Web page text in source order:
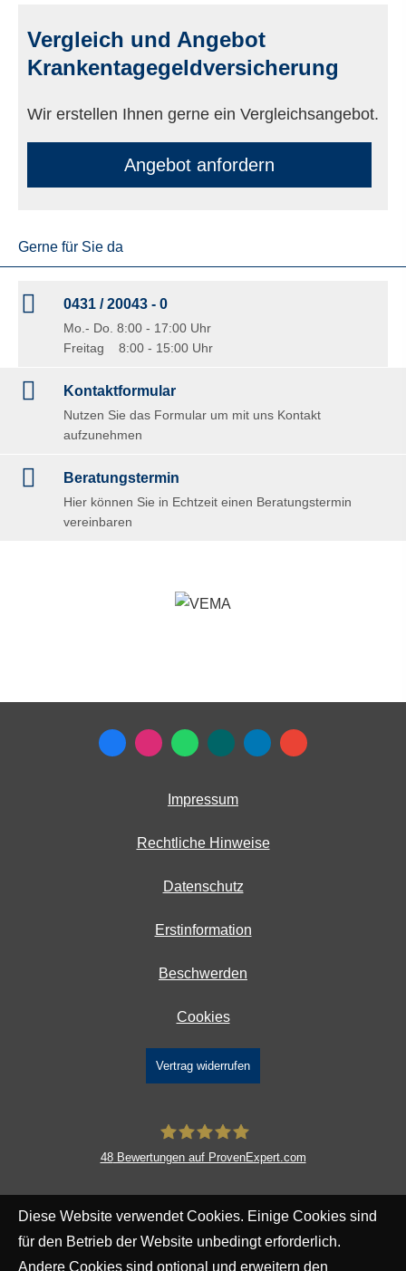
Vergleich und Angebot
Krankentagegeldversicherung
Wir erstellen Ihnen gerne ein Vergleichsangebot.
An­ge­bot an­for­dern
Gerne für Sie da
0431 / 20043 - 0
Mo.- Do. 8:00 - 17:00 Uhr
Freitag 8:00 - 15:00 Uhr
Kontaktformular
Nutzen Sie das Formular um mit uns Kontakt
aufzunehmen
Beratungstermin
Hier können Sie in Echtzeit einen Beratungstermin
vereinbaren
Impressum
Rechtliche Hinweise
Datenschutz
Erstinformation
Beschwerden
Cookies
Vertrag widerrufen
Co. KG
48Bewertungen auf ProvenExpert.com
Diese Website verwendet Cookies. Einige Cookies sind
für den Betrieb der Website unbedingt erforderlich.
Andere Cookies sind optional und erweitern den